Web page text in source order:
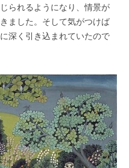
られるようになり、情景が
ました。そして気がつけば
深く引き込まれていたので